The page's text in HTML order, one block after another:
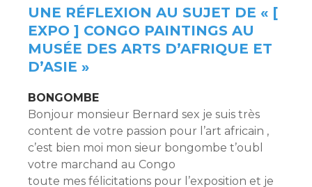
UNE RÉFLEXION AU SUJET DE « [
EXPO ] CONGO PAINTINGS AU
MUSÉE DES ARTS D’AFRIQUE ET
D’ASIE »
BONGOMBE
Bonjour monsieur Bernard sex je suis très
content de votre passion pour l’art africain ,
c’est bien moi mon sieur bongombe t’oubl
votre marchand au Congo
toute mes félicitations pour l’exposition et je